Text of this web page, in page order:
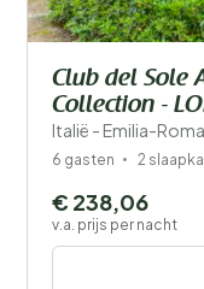
Club del Sole
Collection -
Italië - Emilia-
6 gasten 2
€ 238,06
v.a. prijs per nacht